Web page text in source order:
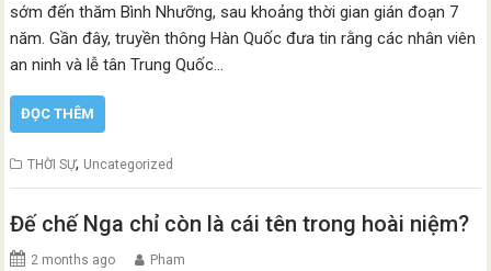
sớm đến thăm Bình Nhưỡng, sau khoảng thời gian gián đoạn 7
năm. Gần đây, truyền thông Hàn Quốc đưa tin rằng các nhân viên
an ninh và lễ tân Trung Quốc…
ĐỌC THÊM
THỜI SỰ, Uncategorized
Đế chế Nga chỉ còn là cái tên trong hoài niệm?
2 months ago Pham